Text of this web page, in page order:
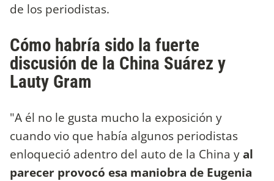
de los periodistas.
Cómo habría sido la fuerte
discusión de la China Suárez y
Lauty Gram
"A él no le gusta mucho la exposición y
cuando vio que había algunos periodistas
enloqueció adentro del auto de la China yal
parecer provocó esa maniobra de Eugenia